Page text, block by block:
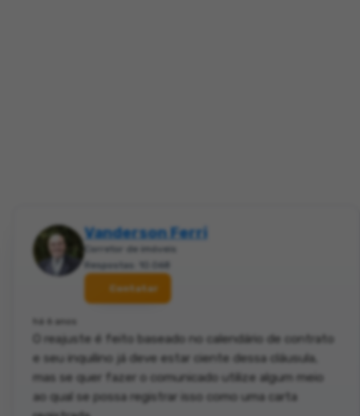
Vanderson Ferri
Corretor de imóveis
Respostas: 10.068
Contatar
há 6 anos
O reajuste é feito baseado no calendário de contrato
e seu inquilino já deve estar ciente dessa cláusula,
mas se quer fazer o comunicado utilize algum meio
ao qual se possa registrar isso como uma carta